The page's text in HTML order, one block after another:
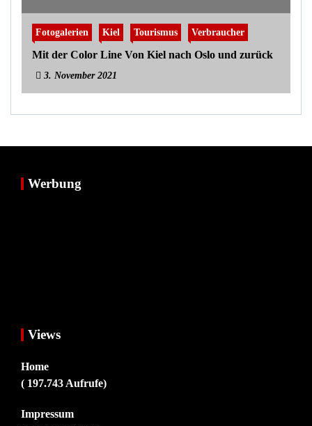
Fotogalerien Kiel Tourismus Verbraucher
Mit der Color Line Von Kiel nach Oslo und zurück
3. November 2021
Werbung
Views
Home
( 197.743 Aufrufe)
Impressum